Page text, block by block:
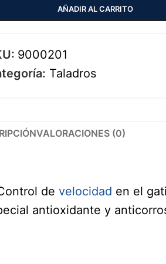
AÑADIR AL CARRITO
9000201
Taladros
VALORACIONES (0)
de velocidad en el
antioxidante y